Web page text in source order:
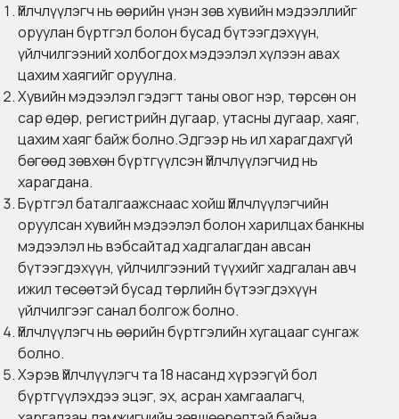
Үйлчлүүлэгч нь өөрийн үнэн зөв хувийн мэдээллийг
оруулан бүртгэл болон бусад бүтээгдэхүүн,
үйлчилгээний холбогдох мэдээлэл хүлээн авах
цахим хаягийг оруулна.
Хувийн мэдээлэл гэдэгт таны овог нэр, төрсөн он
сар өдөр, регистрийн дугаар, утасны дугаар, хаяг,
цахим хаяг байж болно.Эдгээр нь ил харагдахгүй
бөгөөд зөвхөн бүртгүүлсэн Үйлчлүүлэгчид нь
харагдана.
Бүртгэл баталгаажснаас хойш Үйлчлүүлэгчийн
оруулсан хувийн мэдээлэл болон харилцах банкны
мэдээлэл нь вэбсайтад хадгалагдан авсан
бүтээгдэхүүн, үйлчилгээний түүхийг хадгалан авч
ижил төсөөтэй бусад төрлийн бүтээгдэхүүн
үйлчилгээг санал болгож болно.
Үйлчлүүлэгч нь өөрийн бүртгэлийн хугацааг сунгаж
болно.
Хэрэв Үйлчлүүлэгч та 18 насанд хүрээгүй бол
бүртгүүлэхдээ эцэг, эх, асран хамгаалагч,